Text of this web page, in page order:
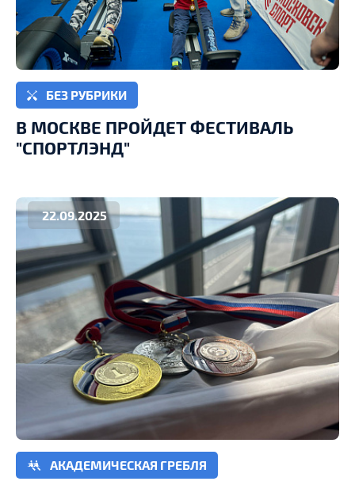
БЕЗ РУБРИКИ
В МОСКВЕ ПРОЙДЕТ ФЕСТИВАЛЬ
"СПОРТЛЭНД"
22.09.2025
АКАДЕМИЧЕСКАЯ ГРЕБЛЯ